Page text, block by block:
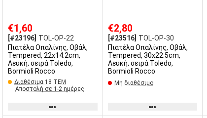
€1,60
[#23196] TOL-OP-22
Πιατέλα Οπαλίνης, Οβάλ,
Tempered, 22x14.2cm,
Λευκή, σειρά Toledo,
Bormioli Rocco
Διαθέσιμα 18 ΤΕΜ
Αποστολή σε 1-2 ημέρες
€2,80
[#23516] TOL-OP-30
Πιατέλα Οπαλίνης, Οβάλ,
Tempered, 30x22.5cm,
Λευκή, σειρά Toledo,
Bormioli Rocco
Μη διαθέσιμο